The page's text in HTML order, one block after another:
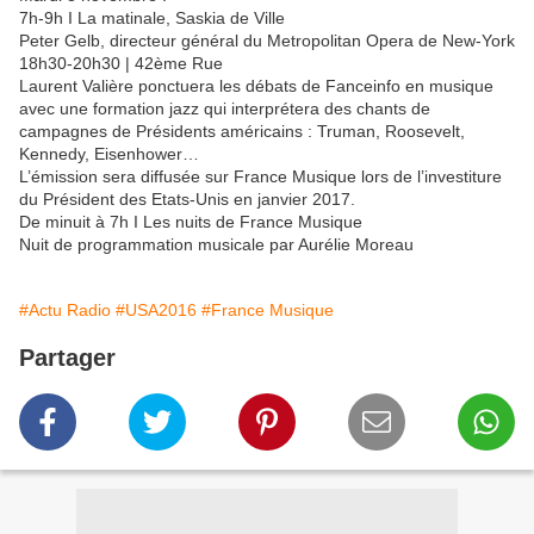
7h-9h I La matinale, Saskia de Ville
Peter Gelb, directeur général du Metropolitan Opera de New-York
18h30-20h30 | 42ème Rue
Laurent Valière ponctuera les débats de Fanceinfo en musique
avec une formation jazz qui interprétera des chants de
campagnes de Présidents américains : Truman, Roosevelt,
Kennedy, Eisenhower…
L’émission sera diffusée sur France Musique lors de l’investiture
du Président des Etats-Unis en janvier 2017.
De minuit à 7h I Les nuits de France Musique
Nuit de programmation musicale par Aurélie Moreau
#Actu Radio #USA2016 #France Musique
Partager